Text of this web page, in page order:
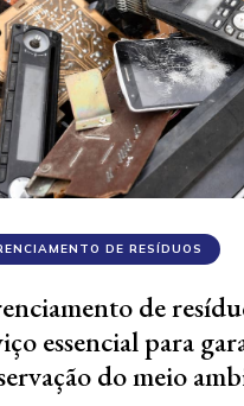
DE RESÍDUOS
de
essencial para
do meio